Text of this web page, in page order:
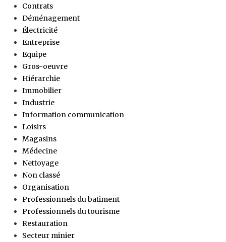
Contrats
Déménagement
Électricité
Entreprise
Equipe
Gros-oeuvre
Hiérarchie
Immobilier
Industrie
Information communication
Loisirs
Magasins
Médecine
Nettoyage
Non classé
Organisation
Professionnels du batiment
Professionnels du tourisme
Restauration
Secteur minier